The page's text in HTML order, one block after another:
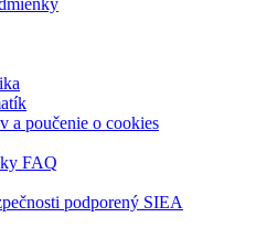
a poučenie o cookies
FAQ
podporený SIEA